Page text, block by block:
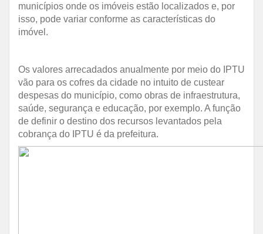
municípios onde os imóveis estão localizados e, por
isso, pode variar conforme as características do
imóvel.
Os valores arrecadados anualmente por meio do IPTU
vão para os cofres da cidade no intuito de custear
despesas do município, como obras de infraestrutura,
saúde, segurança e educação, por exemplo. A função
de definir o destino dos recursos levantados pela
cobrança do IPTU é da prefeitura.